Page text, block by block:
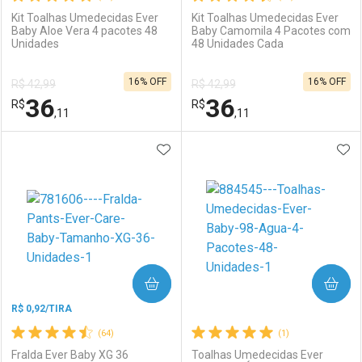
Comprar sem Desconto
Por R$ 8,06/cada
Comprar sem Desconto
Por R$ 8,06/cada
Comprar sem Desconto
Por R$ 14,39/cada
Comprar sem Desconto
Por R$ 14,39/cada
Kit Toalhas Umedecidas Ever
Baby Aloe Vera 4 pacotes 48
Unidades
R$ 42,99
R$36,11
16% OFF
Laboratório
Por Menos
Kit Toalhas Umedecidas Ever
Baby Camomila 4 Pacotes com
48 Unidades Cada
R$ 42,99
R$36,11
16% OFF
Laboratório
Por Menos
(64)
R$ 0,92/TIRA
Fralda Ever Baby XG 36
ADICIONAR AOS FAVORITOS
COMPRAR
(1)
Toalhas Umedecidas Ever
COMPRAR